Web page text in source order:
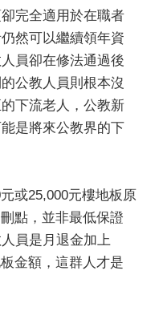
完全適用於在職者
然可以繼續領年資
員卻在修法通過後
公教人員則根本沒
下流老人，公教新
是將來公教界的下
或25,000元樓地板原
點，並非最低保證
員是月退金加上
金額，這群人才是